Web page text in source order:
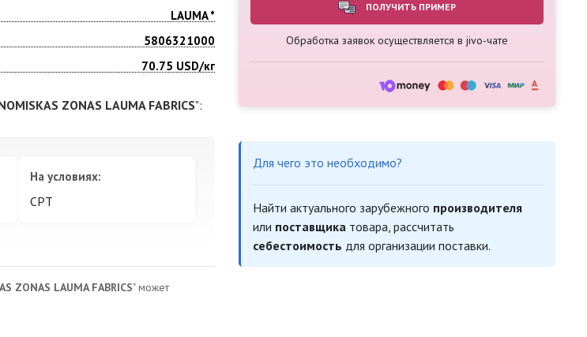
LAUMA *
5806321000
70.75 USD/кг
ZONAS LAUMA FABRICS":
На условиях:
CPT
ZONAS LAUMA FABRICS" может
ПОЛУЧИТЬ ПРИМЕР
Обработка заявок осуществляется в jivo-чате
Для чего это необходимо?
Найти актуального зарубежного производителя
или поставщикатовара, рассчитать
себестоимость для организации поставки.